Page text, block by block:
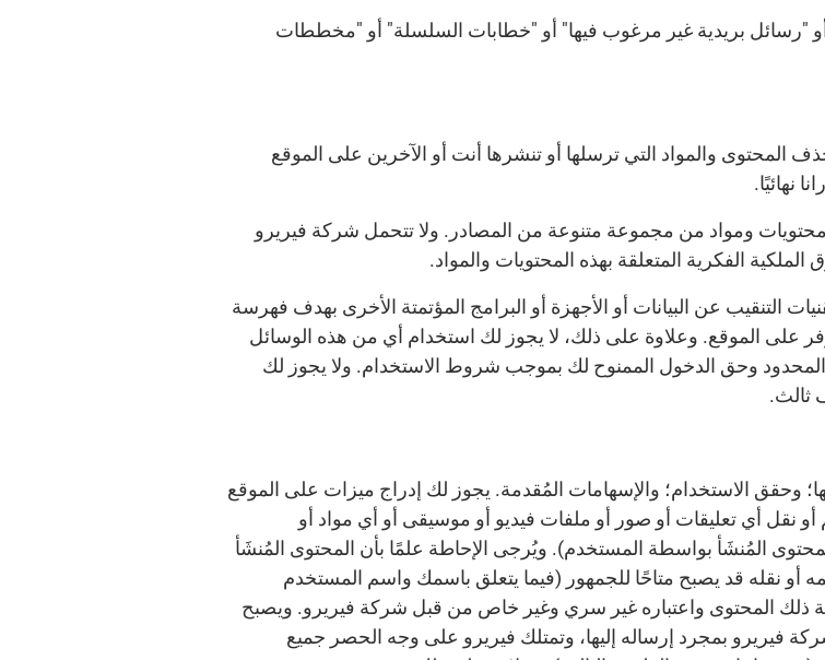
أو "رسائل بريدية غير مرغوب فيها" أو "خطابات السلسلة" أو "مخططات
المحتوى والمواد التي ترسلها أو تنشرها أنت أو الآخرين على الموقع
نهائيًا.
ومواد من مجموعة متنوعة من المصادر. ولا تتحمل شركة فيريرو
الفكرية المتعلقة بهذه المحتويات والمواد.
التنقيب عن البيانات أو الأجهزة أو البرامج المؤتمتة الأخرى بهدف فهرسة
على الموقع. وعلاوة على ذلك، لا يجوز لك استخدام أي من هذه الوسائل
المحدود وحق الدخول الممنوح لك بموجب شروط الاستخدام. ولا يجوز لك
ثالث.
وحقق الاستخدام؛ والإسهامات المُقدمة. يجوز لك إدراج ميزات على الموقع
نقل أي تعليقات أو صور أو ملفات فيديو أو موسيقى أو أي مواد أو
المُنشَأ بواسطة المستخدم). ويُرجى الإحاطة علمًا بأن المحتوى المُنشَأ
أو نقله قد يصبح متاحًا للجمهور (فيما يتعلق باسمك واسم المستخدم
ذلك المحتوى واعتباره غير سري وغير خاص من قبل شركة فيريرو. ويصبح
فيريرو بمجرد إرساله إليها، وتمتلك فيريرو على وجه الحصر جميع